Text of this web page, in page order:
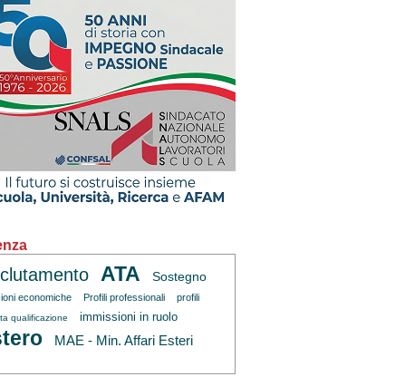
ATA Sostegno
economiche Profili professionali profili
qualificazione immissioni in ruolo
MAE - Min. Affari Esteri